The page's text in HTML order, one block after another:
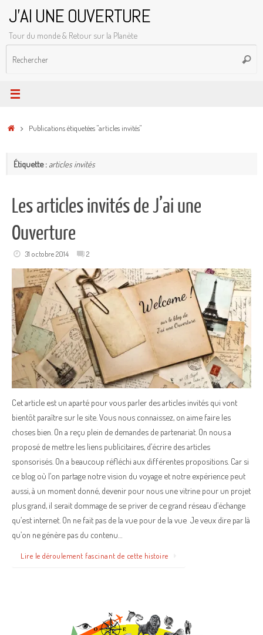
contenu
J'AI UNE OUVERTURE
Tour du monde & Retour sur la Planète
AccueilPublications étiquetées "articles invités"
Étiquette : articles invités
Les articles invités de J’ai une
Ouverture
31 octobre 2014 2
Cet article est un aparté pour vous parler des articles invités qui vont
bientôt paraître sur le site. Vous nous connaissez, on aime faire les
choses bien. On a reçu plein de demandes de partenariat. On nous a
proposé de mettre les liens publicitaires, d’écrire des articles
sponsorisés. On a beaucoup réfléchi aux différentes propositions. Car si
ce blog où l’on partage notre vision du voyage et notre expérience peut
aussi, à un moment donné, devenir pour nous une vitrine pour un projet
plus grand, il serait dommage de se priver de ce grand réseau d’échange
qu’est internet. On ne fait pas de la vue pour de la vue Je veux dire par là
qu’on ne génère pas du contenu…
Lire le déroulement fascinant de cette histoire